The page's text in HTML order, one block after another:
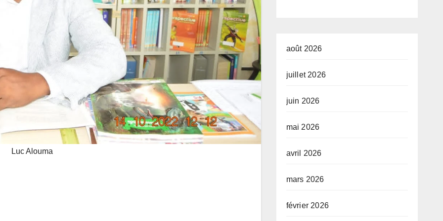
Luc Alouma
développeme
nt de l’Union
africaine–
Nouveau
Partenariat
pour le
développeme
nt de l’Afrique
t
août 2026
juillet 2026
juin 2026
mai 2026
avril 2026
mars 2026
février 2026